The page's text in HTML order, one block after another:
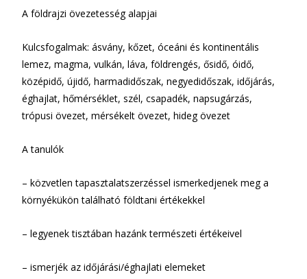
A földrajzi övezetesség alapjai
Kulcsfogalmak: ásvány, kőzet, óceáni és kontinentális
lemez, magma, vulkán, láva, földrengés, ősidő, óidő,
középidő, újidő, harmadidőszak, negyedidőszak, időjárás,
éghajlat, hőmérséklet, szél, csapadék, napsugárzás,
trópusi övezet, mérsékelt övezet, hideg övezet
A tanulók
– közvetlen tapasztalatszerzéssel ismerkedjenek meg a
környékükön található földtani értékekkel
– legyenek tisztában hazánk természeti érté­keivel
– ismerjék az időjárási/éghajlati elemeket